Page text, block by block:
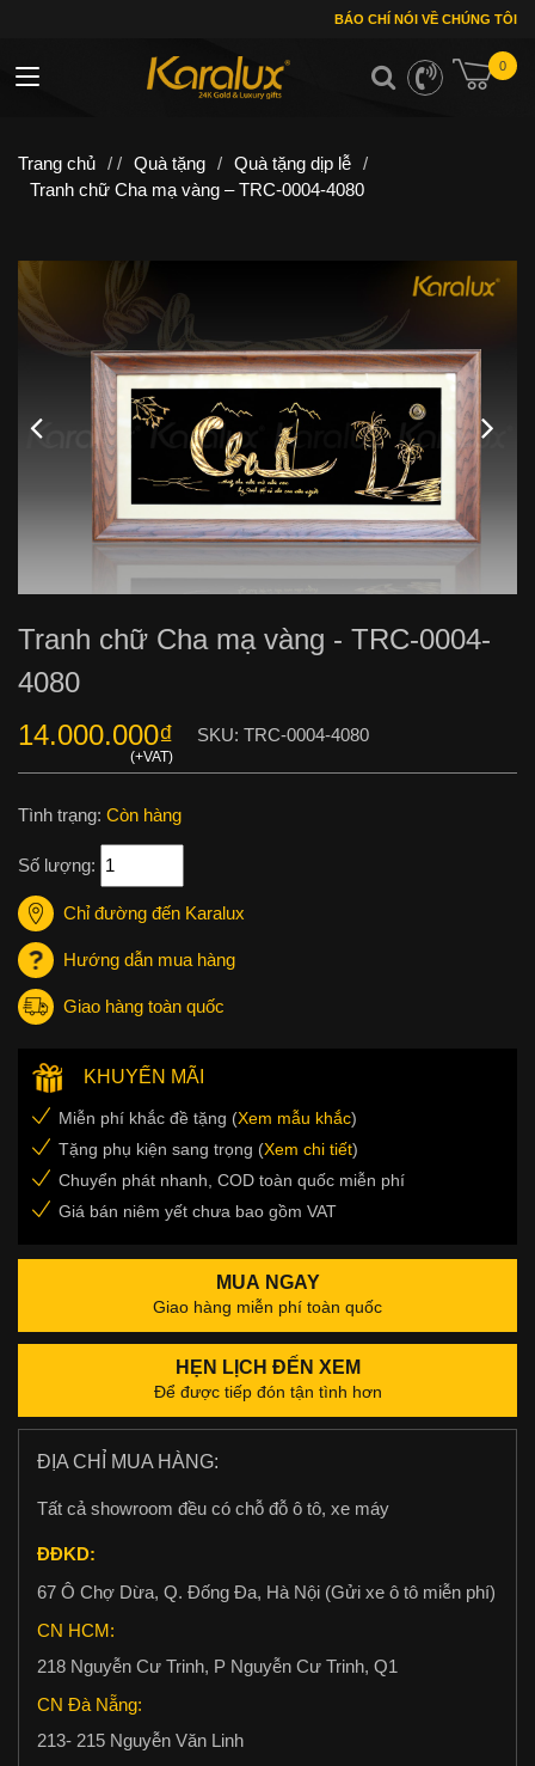
BÁO CHÍ NÓI VỀ CHÚNG TÔI
0
Toggle navigation
Trang chủ / / Quà tặng / Quà tặng dịp lễ /
Tranh chữ Cha mạ vàng – TRC-0004-4080
Tranh chữ Cha mạ vàng - TRC-0004-
4080
14.000.000₫ SKU: TRC-0004-4080
Tình trạng: Còn hàng
Số lượng:
Chỉ đường đến Karalux
Hướng dẫn mua hàng
Giao hàng toàn quốc
KHUYẾN MÃI
Miễn phí khắc đề tặng (Xem mẫu khắc)
Tặng phụ kiện sang trọng (Xem chi tiết)
Chuyển phát nhanh, COD toàn quốc miễn phí
Giá bán niêm yết chưa bao gồm VAT
MUA NGAY
Giao hàng miễn phí toàn quốc
HẸN LỊCH ĐẾN XEM
Để được tiếp đón tận tình hơn
ĐỊA CHỈ MUA HÀNG:
Tất cả showroom đều có chỗ đỗ ô tô, xe máy
ĐĐKD:
67 Ô Chợ Dừa, Q. Đống Đa, Hà Nội (Gửi xe ô tô miễn phí)
CN HCM:
218 Nguyễn Cư Trinh, P Nguyễn Cư Trinh, Q1
CN Đà Nẵng:
213- 215 Nguyễn Văn Linh